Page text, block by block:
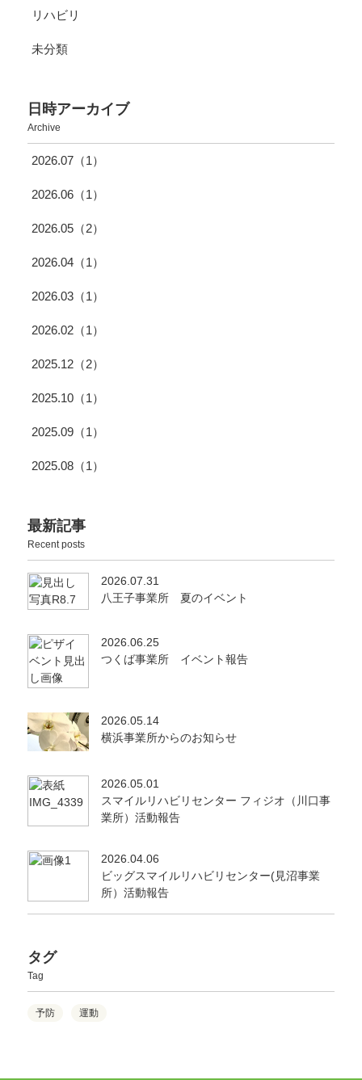
リハビリ
未分類
日時アーカイブ
Archive
2026.07（1）
2026.06（1）
2026.05（2）
2026.04（1）
2026.03（1）
2026.02（1）
2025.12（2）
2025.10（1）
2025.09（1）
2025.08（1）
最新記事
Recent posts
2026.07.31
八王子事業所 夏のイベント
2026.06.25
つくば事業所 イベント報告
2026.05.14
横浜事業所からのお知らせ
2026.05.01
スマイルリハビリセンター フィジオ（川口事
業所）活動報告
2026.04.06
ビッグスマイルリハビリセンター(見沼事業
所）活動報告
タグ
Tag
予防 運動